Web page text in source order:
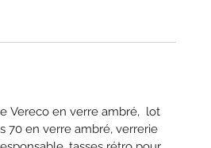
Vereco en verre ambré, lot
70 en verre ambré, verrerie